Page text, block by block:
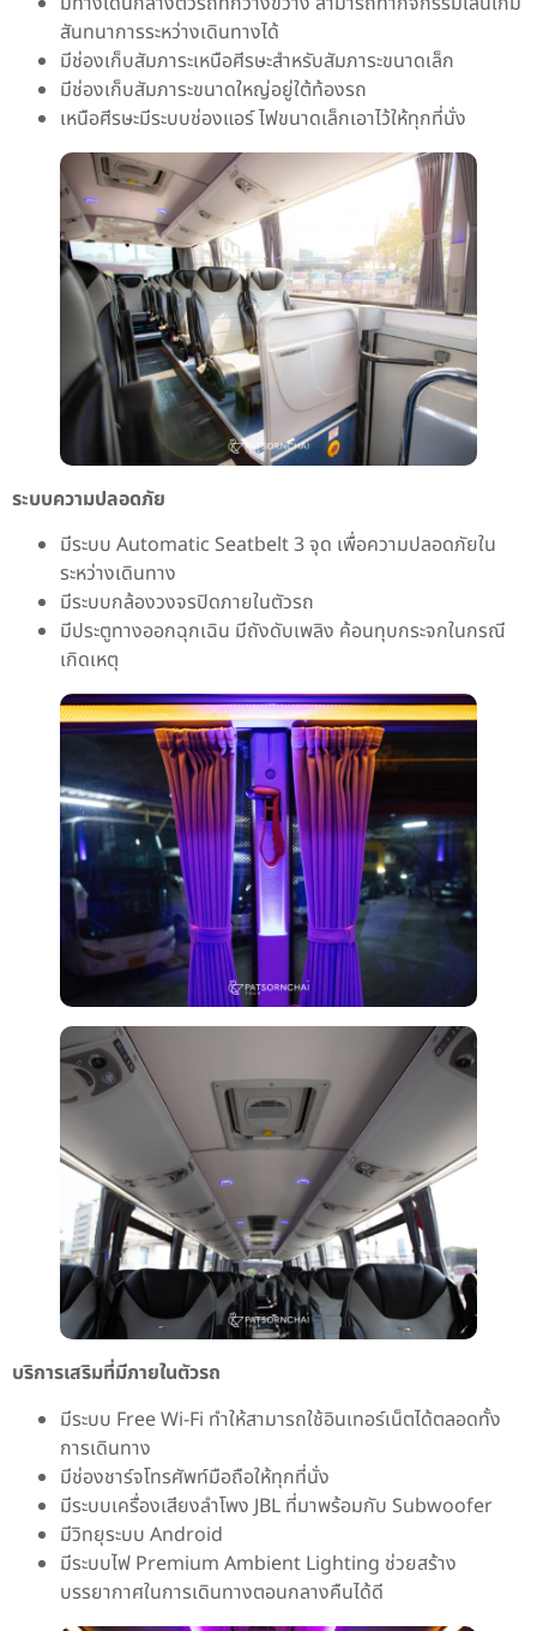
สันทนาการระหว่างเดินทางได้
มีช่องเก็บสัมภาระเหนือศีรษะสำหรับสัมภาระขนาดเล็ก
มีช่องเก็บสัมภาระขนาดใหญ่อยู่ใต้ท้องรถ
เหนือศีรษะมีระบบช่องแอร์ ไฟขนาดเล็กเอาไว้ให้ทุกที่นั่ง
ระบบความปลอดภัย
มีระบบ Automatic Seatbelt 3 จุด เพื่อความปลอดภัยใน
ระหว่างเดินทาง
มีระบบกล้องวงจรปิดภายในตัวรถ
มีประตูทางออกฉุกเฉิน มีถังดับเพลิง ค้อนทุบกระจกในกรณี
เกิดเหตุ
บริการเสริมที่มีภายในตัวรถ
มีระบบ Free Wi-Fi ทำให้สามารถใช้อินเทอร์เน็ตได้ตลอดทั้ง
การเดินทาง
มีช่องชาร์จโทรศัพท์มือถือให้ทุกที่นั่ง
มีระบบเครื่องเสียงลำโพง JBL ที่มาพร้อมกับ Subwoofer
มีวิทยุระบบ Android
มีระบบไฟ Premium Ambient Lighting ช่วยสร้าง
บรรยากาศในการเดินทางตอนกลางคืนได้ดี